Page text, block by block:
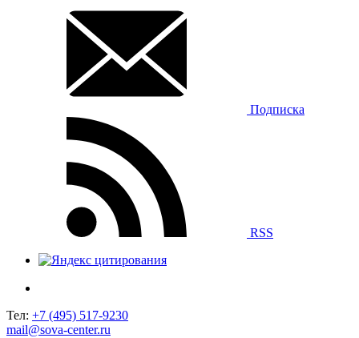
Подписка
RSS
Тел: +7 (495) 517-9230
mail@sova-center.ru